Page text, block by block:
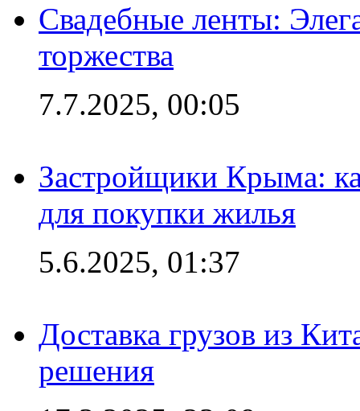
Свадебные ленты:
торжества
7.7.2025, 00:05
Застройщики Крыма:
для покупки жилья
5.6.2025, 01:37
Доставка грузов из
решения